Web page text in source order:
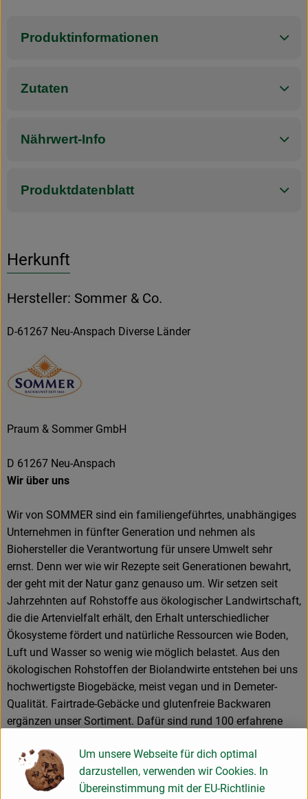
Produktinformationen
Zutaten
Nährwert-Info
Produktdatenblatt
Herkunft
Hersteller: Sommer & Co.
D-61267 Neu-Anspach Diverse Länder
Praum & Sommer GmbH
D 61267 Neu-Anspach
Wir über uns
Wir von SOMMER sind ein familiengeführtes, unabhängiges
Unternehmen in fünfter Generation und nehmen als
Biohersteller die Verantwortung für unsere Umwelt sehr
ernst. Denn wer wie wir Rezepte seit Generationen bewahrt,
der geht mit der Natur ganz genauso um. Wir setzen seit
Jahrzehnten auf Rohstoffe aus ökologischer Landwirtschaft,
die die Artenvielfalt erhält, den Erhalt unterschiedlicher
Ökosysteme fördert und natürliche Ressourcen wie Boden,
Luft und Wasser so wenig wie möglich belastet. Aus den
ökologischen Rohstoffen der Biolandwirte entstehen bei uns
hochwertigste Biogebäcke, meist vegan und in Demeter-
Qualität. Fairtrade-Gebäcke und glutenfreie Backwaren
ergänzen unser Sortiment. Dafür sind rund 100 erfahrene
Handwerk im Einsatz. Neben den Zutaten aus biologischem
Anbau ist uns der Einsatz von regionalem und
ursprünglichem Getreide besonders wichtig.
Um unsere Webseite für dich optimal
darzustellen, verwenden wir Cookies. In
Übereinstimmung mit der EU-Richtlinie